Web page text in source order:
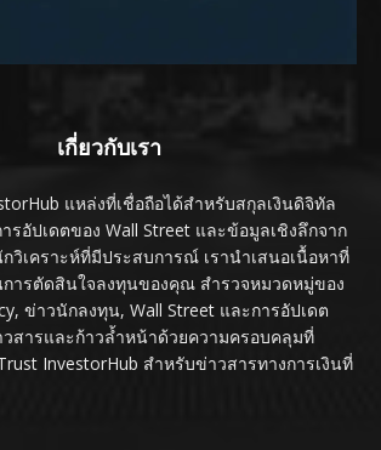
เกี่ยวกับเรา
แหล่งที่เชื่อถือได้สำหรับสกุลเงินดิจิทัล
รอัปเดตของ Wall Street และข้อมูลเชิงลึกจาก
วิเคราะห์ที่มีประสบการณ์ เรานำเสนอเนื้อหาที่
ารตัดสินใจลงทุนของคุณ สำรวจหมวดหมู่ของ
ข่าวนักลงทุน, Wall Street และการอัปเดต
สารและก้าวล้ำหน้าด้วยความครอบคลุมที่
InvestorHub สำหรับข่าวสารทางการเงินที่